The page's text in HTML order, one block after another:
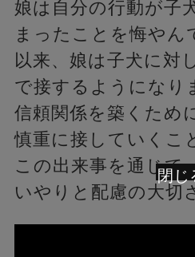
娘は自分の行動が子
まったことを悔やん
以来、娘は子犬に対
で接するようになり
信頼関係を築くため
慎重に接していくこ
この出来事を通じて
いやりと配慮の大切
閉じ